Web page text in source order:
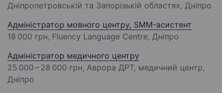
Дніпропетровській та Запорізькій областях, Дніпро
Адміністратор мовного центру, SMM-асистент
18 000 грн, Fluency Language Centre, Дніпро
Адміністратор медичного центру
25 000 – 28 000 грн, Аврора ДРТ, медичний центр,
Дніпро